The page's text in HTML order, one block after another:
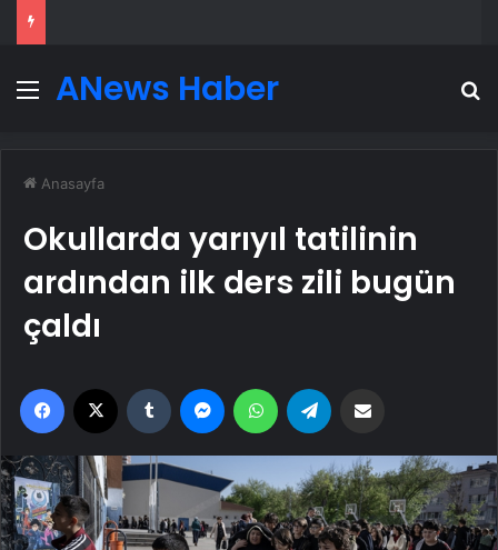
MenüANews Haber
Anasayfa
Okullarda yarıyıl tatilinin
ardından ilk ders zili bugün
çaldı
Facebook Tumblr MessengerWhatsApp